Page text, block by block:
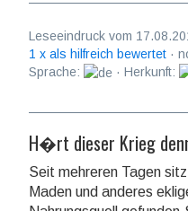
Leseeindruck vom
1 x als hilfreich bewertet ·
Sprache:
· Herkunft:
H�rt dieser Krieg
Seit mehreren Tagen
Maden und anderes